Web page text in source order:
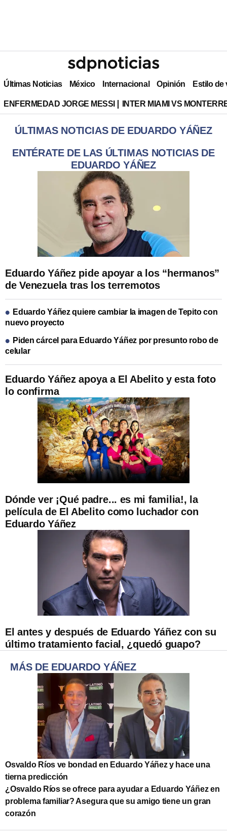
Últimas Noticias México Internacional Opinión Estilo de
ENFERMEDAD JORGE MESSI INTER MIAMI VS
ÚLTIMAS NOTICIAS DE EDUARDO YÁÑEZ
ENTÉRATE DE LAS ÚLTIMAS NOTICIAS DE
EDUARDO YÁÑEZ
Eduardo Yáñez apoya a El Abelito y esta foto
lo confirma
Dónde ver ¡Qué padre... es mi familia!, la
película de El Abelito como luchador con
Eduardo Yáñez
Eduardo Yáñez pide apoyar a los “hermanos”
de Venezuela tras los terremotos
Eduardo Yáñez quiere cambiar la imagen de Tepito con
nuevo proyecto
Piden cárcel para Eduardo Yáñez por presunto robo de
celular
El antes y después de Eduardo Yáñez con su
último tratamiento facial, ¿quedó guapo?
MÁS DE EDUARDO YÁÑEZ
Osvaldo Ríos ve bondad en Eduardo Yáñez y hace una
tierna predicción
¿Osvaldo Ríos se ofrece para ayudar a Eduardo Yáñez en
problema familiar? Asegura que su amigo tiene un gran
corazón